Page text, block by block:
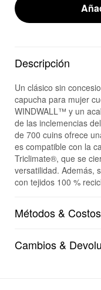
Descripción
Un clásico sin
capucha para mujer
WINDWALL™ y un
de las inclemencias
de 700 cuins ofrece
es compatible con la
Triclimate®, que se
versatilidad. Además,
con tejidos 100 %
Métodos &
Cambios &